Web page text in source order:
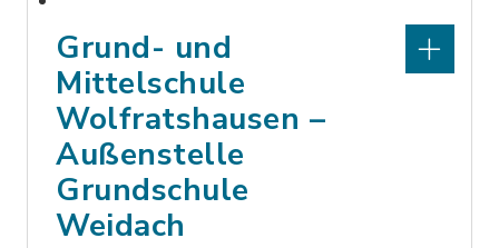
Grund- und
Mittelschule
Wolfratshausen –
Außenstelle
Grundschule
Weidach